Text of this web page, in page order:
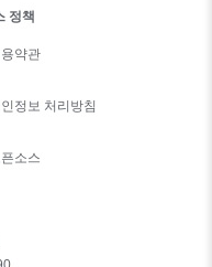
정책
약관
정보 처리방침
소스